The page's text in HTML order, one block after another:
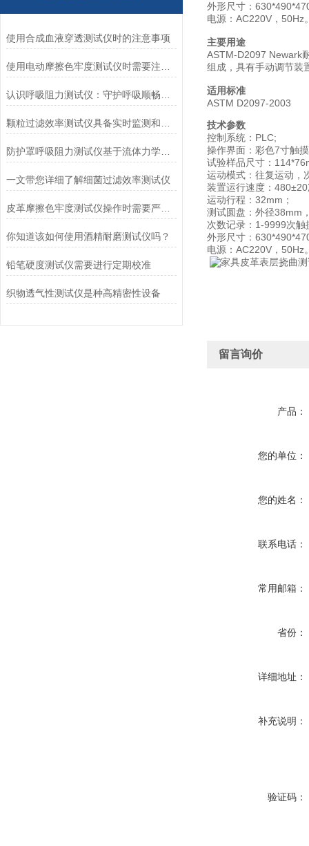
使用合成血液穿透测试仪时的注意事项
防护罩呼吸阻力测试仪基于流体力学与压力传感技术
一文带您详细了解细菌过滤效率测试仪
皮革摩擦色牢度测试仪操作时需要严格遵循规程
你知道该如何使用酒精耐磨测试仪吗？
铅笔硬度测试仪需要进行定期校准
织物透气性测试仪是种高精密性设备
外形尺寸：
电源：AC220V，50Hz
主要用途
ASTM-D2097 Newark
组成，具有手动调节装
适用标准
ASTM D2097-2003
技术参数
控制系统：PLC;
操作界面：彩色7寸触
试验样品尺寸：
运动模式：往复运动，
装置运行速度：
运动行程：32mm；
测试圆盘：外径38mm
次数记录：1-9999次
外形尺寸：
电源：AC220V，50Hz
留言询价
产品：
您的单位：
您的姓名：
联系电话：
常用邮箱：
省份：
详细地址：
补充说明：
验证码：